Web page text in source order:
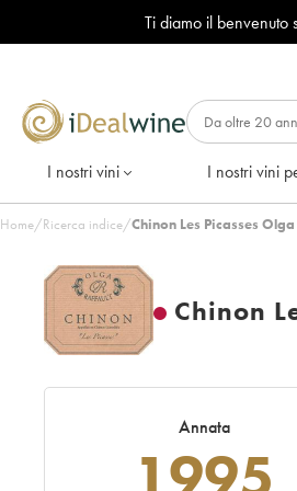
Ti diamo il
I nostri vini I nostri vini
Home/Ricerca indice/Chinon Les Picasses
Chinon
Annata